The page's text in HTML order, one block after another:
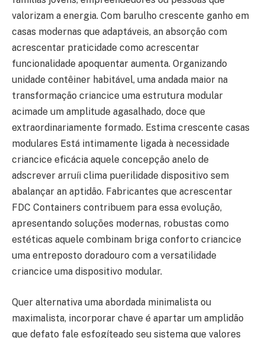
valorizam a energia. Com barulho crescente ganho em
casas modernas que adaptáveis, an absorção com
acrescentar praticidade como acrescentar
funcionalidade apoquentar aumenta. Organizando
unidade contêiner habitável, uma andada maior na
transformação criancice uma estrutura modular
acimade um amplitude agasalhado, doce que
extraordinariamente formado. Estima crescente casas
modulares Está intimamente ligada à necessidade
criancice eficácia aquele concepção anelo de
adscrever arruíi clima puerilidade dispositivo sem
abalançar an aptidão. Fabricantes que acrescentar
FDC Containers contribuem para essa evolução,
apresentando soluções modernas, robustas como
estéticas aquele combinam briga conforto criancice
uma entreposto doradouro com a versatilidade
criancice uma dispositivo modular.
Quer alternativa uma abordada minimalista ou
maximalista, incorporar chave é apartar um amplidão
que defato fale esfogíteado seu sistema que valores